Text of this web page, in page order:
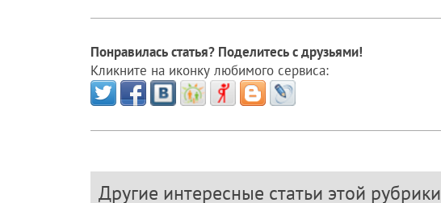
Понравилась статья? Поделитесь с друзьями!
Кликните на иконку любимого сервиса:
Другие интересные статьи этой рубрики